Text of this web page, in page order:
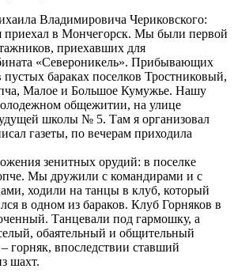
Владимировича Чериковского:
приехал в Мончегорск. Мы были первой
приехавших для
«Североникель». Прибывающих
бараках поселков Тростниковый,
Малое и Большое Кумужье. Нашу
общежитии, на улице
школы № 5. Там я организовал
газеты, по вечерам приходила
зенитных орудий: в поселке
Мы дружили с командирами и с
ходили на танцы в клуб, который
в одном из бараков. Клуб Горняков в
Танцевали под гармошку, а
обаятельный и общительный
горняк, впоследствии ставший
шахт.